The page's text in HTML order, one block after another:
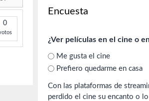
0
Encuesta
¿Ver películas en el cine o
Me gusta el cine
Prefiero quedarme en casa
Con las plataformas de streaming,
perdido el cine su encanto o lo sigues